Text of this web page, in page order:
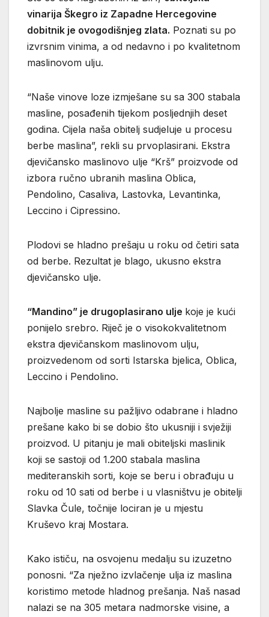
vinarija Škegro iz Zapadne Hercegovine
dobitnik je ovogodišnjeg zlata. Poznati su po
izvrsnim vinima, a od nedavno i po kvalitetnom
maslinovom ulju.
“Naše vinove loze izmješane su sa 300 stabala
masline, posađenih tijekom posljednjih deset
godina. Cijela naša obitelj sudjeluje u procesu
berbe maslina”, rekli su prvoplasirani. Ekstra
djevičansko maslinovo ulje “Krš” proizvode od
izbora ručno ubranih maslina Oblica,
Pendolino, Casaliva, Lastovka, Levantinka,
Leccino i Cipressino.
Plodovi se hladno prešaju u roku od četiri sata
od berbe. Rezultat je blago, ukusno ekstra
djevičansko ulje.
“Mandino” je drugoplasirano ulje koje je kući
ponijelo srebro. Riječ je o visokokvalitetnom
ekstra djevičanskom maslinovom ulju,
proizvedenom od sorti Istarska bjelica, Oblica,
Leccino i Pendolino.
Najbolje masline su pažljivo odabrane i hladno
prešane kako bi se dobio što ukusniji i svježiji
proizvod. U pitanju je mali obiteljski maslinik
koji se sastoji od 1.200 stabala maslina
mediteranskih sorti, koje se beru i obrađuju u
roku od 10 sati od berbe i u vlasništvu je obitelji
Slavka Čule, točnije lociran je u mjestu
Kruševo kraj Mostara.
Kako ističu, na osvojenu medalju su izuzetno
ponosni. “Za nježno izvlačenje ulja iz maslina
koristimo metode hladnog prešanja. Naš nasad
nalazi se na 305 metara nadmorske visine, a